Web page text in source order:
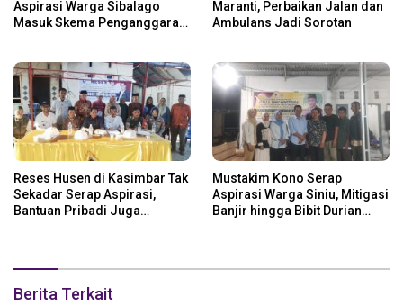
Aspirasi Warga Sibalago
Masuk Skema Penganggaran
Maranti, Perbaikan Jalan dan
Ambulans Jadi Sorotan
Reses Husen di Kasimbar Tak
Sekadar Serap Aspirasi,
Bantuan Pribadi Juga
Mustakim Kono Serap
Aspirasi Warga Siniu, Mitigasi
Banjir hingga Bibit Durian
Berita Terkait